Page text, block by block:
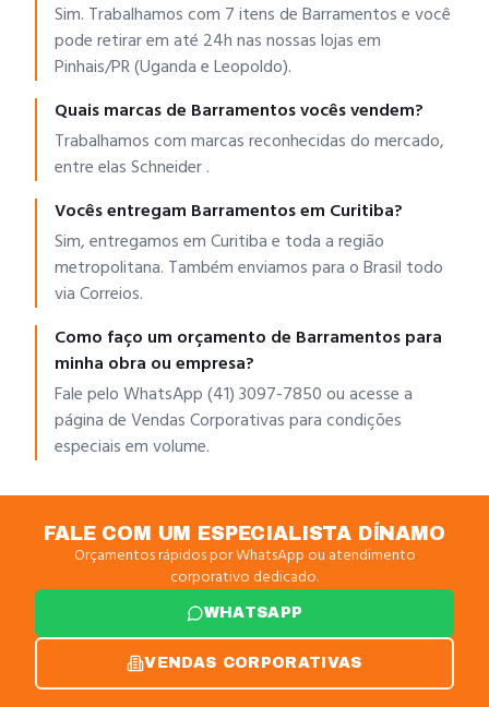
Sim. Trabalhamos com 7 itens de Barramentos e você
pode retirar em até 24h nas nossas lojas em
Pinhais/PR (Uganda e Leopoldo).
Quais marcas de Barramentos vocês vendem?
Trabalhamos com marcas reconhecidas do mercado,
entre elas Schneider .
Vocês entregam Barramentos em Curitiba?
Sim, entregamos em Curitiba e toda a região
metropolitana. Também enviamos para o Brasil todo
via Correios.
Como faço um orçamento de Barramentos para
minha obra ou empresa?
Fale pelo WhatsApp (41) 3097-7850 ou acesse a
página de Vendas Corporativas para condições
especiais em volume.
FALE COM UM ESPECIALISTA DÍNAMO
Orçamentos rápidos por WhatsApp ou atendimento
corporativo dedicado.
WHATSAPP
VENDAS CORPORATIVAS